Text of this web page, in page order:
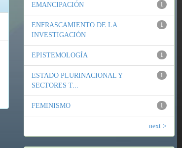
1
EMANCIPACIÓN
1
ENFRASCAMIENTO DE LA
INVESTIGACIÓN
1
EPISTEMOLOGÍA
1
ESTADO PLURINACIONAL Y
SECTORES T...
1
FEMINISMO
next >